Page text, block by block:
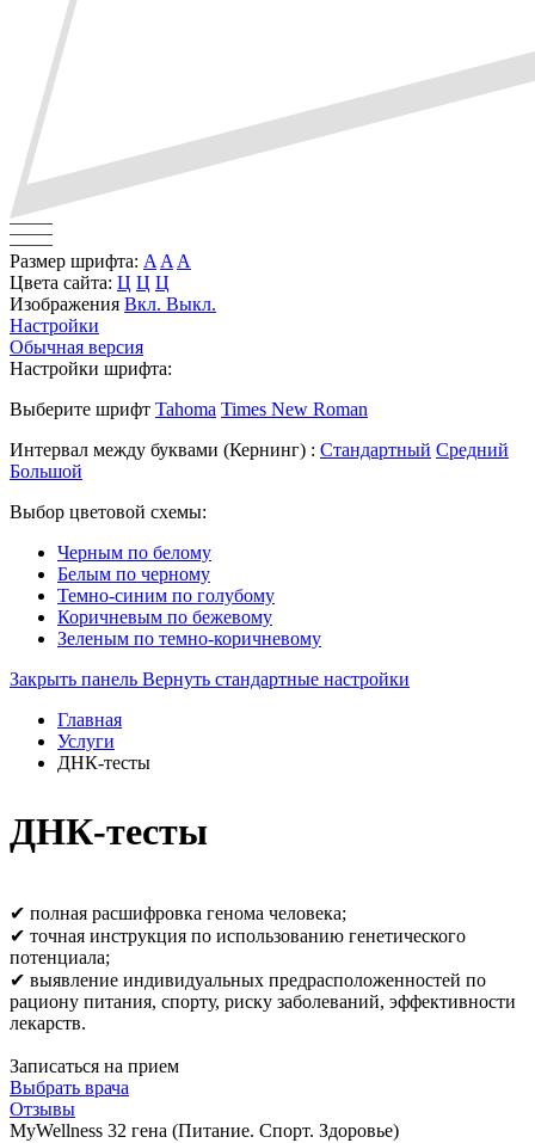
Размер шрифта: A A A
Цвета сайта: Ц Ц Ц
Изображения Вкл. Выкл.
Настройки
Обычная версия
Настройки шрифта:
Выберите шрифт Tahoma Times New Roman
Интервал между буквами (Кернинг) : Стандартный Средний
Большой
Выбор цветовой схемы:
Черным по белому
Белым по черному
Темно-синим по голубому
Коричневым по бежевому
Зеленым по темно-коричневому
Закрыть панель Вернуть стандартные настройки
Главная
Услуги
ДНК-тесты
ДНК-тесты
✔ полная расшифровка генома человека;
✔ точная инструкция по использованию генетического
потенциала;
✔ выявление индивидуальных предрасположенностей по
рациону питания, спорту, риску заболеваний, эффективности
лекарств.
Записаться на прием
Выбрать врача
Отзывы
MyWellness 32 гена (Питание. Спорт. Здоровье)